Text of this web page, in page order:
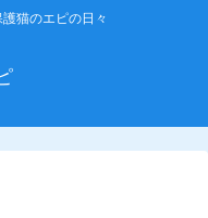
猫のエピの日々